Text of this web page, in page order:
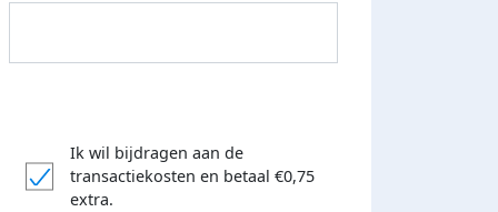
E-mails verstuurd
euro opgehaald: t-shirt
Ik wil bijdragen aan de
transactiekosten en betaal €0,75
extra.